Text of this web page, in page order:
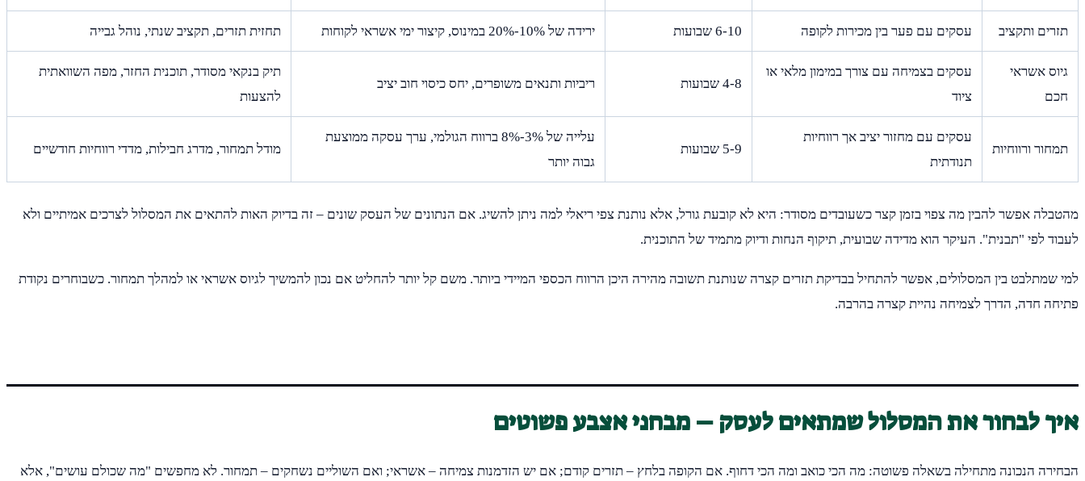
תזרים ותקציב עסקים עם פער בין מכירות לקופה 6-10 שבועות ירידה של 10%-20% במינוס, קיצור ימי אשראי לקוחות תחזית תזרים, תקציב שנתי, נוהל גבייה
גיוס אשראי
חכם
עסקים בצמיחה עם צורך במימון מלאי או
ציוד
4-8 שבועות ריביות ותנאים משופרים, יחס כיסוי חוב יציב
תיק בנקאי מסודר, תוכנית החזר, מפה השוואתית
להצעות
תמחור ורווחיות
עסקים עם מחזור יציב אך רווחיות
תנודתית
5-9 שבועות
עלייה של 3%-8% ברווח הגולמי, ערך עסקה ממוצעת
גבוה יותר
מודל תמחור, מדרג חבילות, מדדי רווחיות חודשיים
מהטבלה אפשר להבין מה צפוי בזמן קצר כשעובדים מסודר: היא לא קובעת גורל, אלא נותנת צפי ריאלי למה ניתן להשיג. אם הנתונים של העסק שונים – זה בדיוק האות להתאים את המסלול לצרכים אמיתיים ולא
לעבוד לפי "תבנית". העיקר הוא מדידה שבועית, תיקוף הנחות ודיוק מתמיד של התוכנית.
למי שמתלבט בין המסלולים, אפשר להתחיל בבדיקת תזרים קצרה שנותנת תשובה מהירה היכן הרווח הכספי המיידי ביותר. משם קל יותר להחליט אם נכון להמשיך לגיוס אשראי או למהלך תמחור. כשבוחרים נקודת
פתיחה חדה, הדרך לצמיחה נהיית קצרה בהרבה.
איך לבחור את המסלול שמתאים לעסק – מבחני אצבע פשוטים
הבחירה הנכונה מתחילה בשאלה פשוטה: מה הכי כואב ומה הכי דחוף. אם הקופה בלחץ – תזרים קודם; אם יש הזדמנות צמיחה – אשראי; ואם השוליים נשחקים – תמחור. לא מחפשים "מה שכולם עושים", אלא